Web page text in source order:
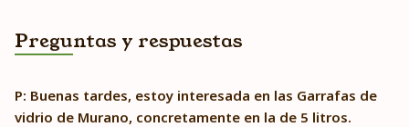
Preguntas y respuestas
P: Buenas tardes, estoy interesada en las Garrafas de
vidrio de Murano, concretamente en la de 5 litros.